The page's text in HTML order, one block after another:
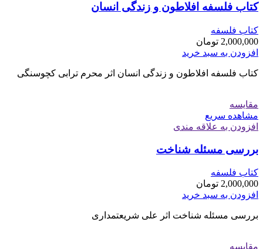
کتاب فلسفه افلاطون و زندگی انسان
کتاب فلسفه
2,000,000 تومان
افزودن به سبد خرید
کتاب فلسفه افلاطون و زندگی انسان اثر محرم ترابی کچوسنگی
مقایسه
مشاهده سریع
افزودن به علاقه مندی
بررسی مسئله شناخت
کتاب فلسفه
2,000,000 تومان
افزودن به سبد خرید
بررسی مسئله شناخت اثر علی شریعتمداری
مقایسه